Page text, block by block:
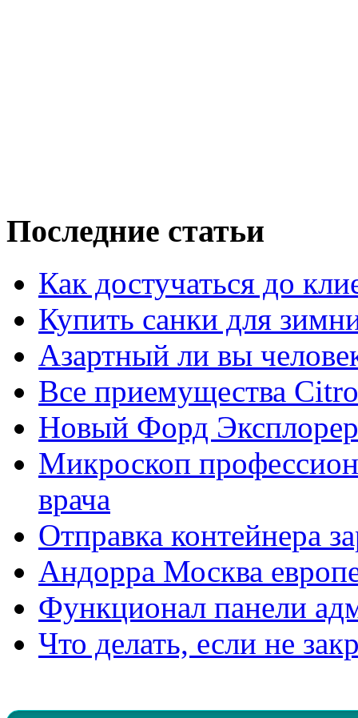
Последние статьи
Как достучаться до
Купить санки для
Азартный ли вы
Все приемущества
Новый Форд
Микроскоп
врача
Отправка контейнера
Андорра Москва
Функционал панели
Что делать, если не